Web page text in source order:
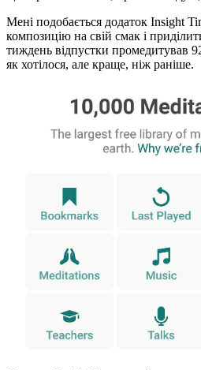
Мені подобається додаток Insight
композицію на свій смак і
тиждень відпустки промедитував
як хотілося, але краще, ніж раніше.